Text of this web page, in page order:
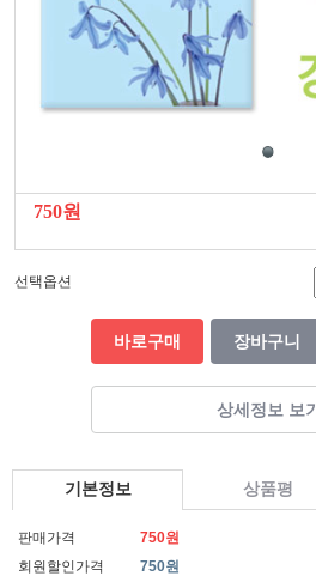
750원
선택옵션
바로구매 장바구니
상세정보 보기
기본정보 상품평
판매가격
750원
회원할인가격
750원